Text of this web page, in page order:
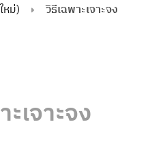
ม่) วิธีเฉพาะเจาะจง
เจาะจง